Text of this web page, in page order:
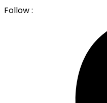
Follow :